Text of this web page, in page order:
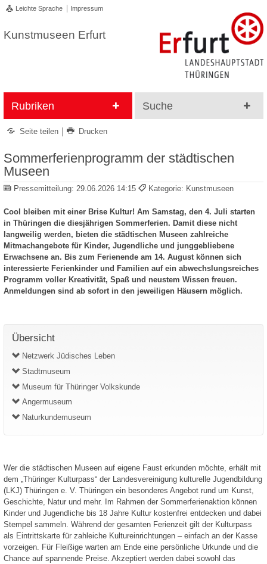
Leichte Sprache Impressum
Kunstmuseen Erfurt
Rubriken Suche
Seite teilen Drucken
Sommerferienprogramm der städtischen
Museen
Pressemitteilung: 29.06.2026 14:15 Kategorie: Kunstmuseen
Cool bleiben mit einer Brise Kultur! Am Samstag, den 4. Juli starten
in Thüringen die diesjährigen Sommerferien. Damit diese nicht
langweilig werden, bieten die städtischen Museen zahlreiche
Mitmachangebote für Kinder, Jugendliche und junggebliebene
Erwachsene an. Bis zum Ferienende am 14. August können sich
interessierte Ferienkinder und Familien auf ein abwechslungsreiches
Programm voller Kreativität, Spaß und neustem Wissen freuen.
Anmeldungen sind ab sofort in den jeweiligen Häusern möglich.
Übersicht
Netzwerk Jüdisches Leben
Stadtmuseum
Museum für Thüringer Volkskunde
Angermuseum
Naturkundemuseum
Wer die städtischen Museen auf eigene Faust erkunden möchte, erhält mit
dem „Thüringer Kulturpass“ der Landesvereinigung kulturelle Jugendbildung
(LKJ) Thüringen e. V. Thüringen ein besonderes Angebot rund um Kunst,
Geschichte, Natur und mehr. Im Rahmen der Sommerferienaktion können
Kinder und Jugendliche bis 18 Jahre Kultur kostenfrei entdecken und dabei
Stempel sammeln. Während der gesamten Ferienzeit gilt der Kulturpass
als Eintrittskarte für zahleiche Kultureinrichtungen – einfach an der Kasse
vorzeigen. Für Fleißige warten am Ende eine persönliche Urkunde und die
Chance auf spannende Preise. Akzeptiert werden dabei sowohl das